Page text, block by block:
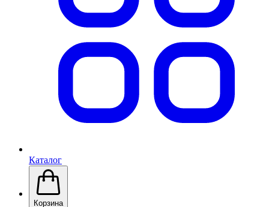
Каталог
Корзина